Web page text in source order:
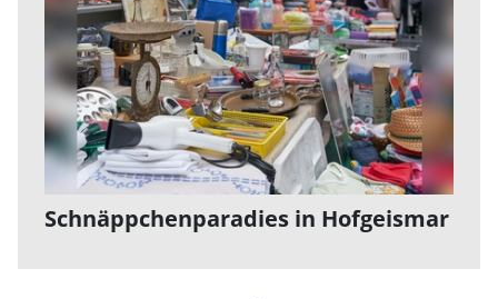
Schnäppchenparadies in Hofgeismar